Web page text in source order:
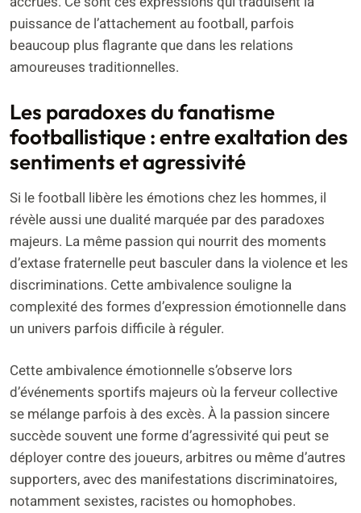
puissance de l’attachement au football, parfois
beaucoup plus flagrante que dans les relations
amoureuses traditionnelles.
Les paradoxes du fanatisme
footballistique : entre exaltation des
sentiments et agressivité
Si le football libère les émotions chez les hommes, il
révèle aussi une dualité marquée par des paradoxes
majeurs. La même passion qui nourrit des moments
d’extase fraternelle peut basculer dans la violence et les
discriminations. Cette ambivalence souligne la
complexité des formes d’expression émotionnelle dans
un univers parfois difficile à réguler.
Cette ambivalence émotionnelle s’observe lors
d’événements sportifs majeurs où la ferveur collective
se mélange parfois à des excès. À la passion sincere
succède souvent une forme d’agressivité qui peut se
déployer contre des joueurs, arbitres ou même d’autres
supporters, avec des manifestations discriminatoires,
notamment sexistes, racistes ou homophobes.